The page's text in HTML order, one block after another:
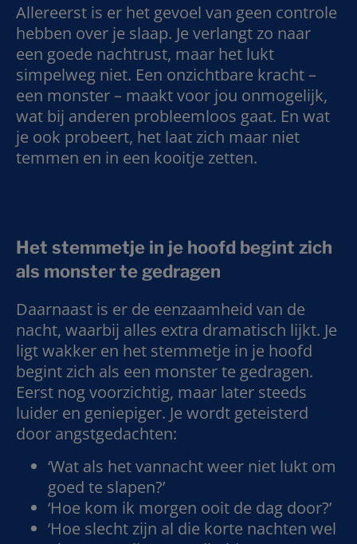
Allereerst is er het gevoel van geen controle
hebben over je slaap. Je verlangt zo naar
een goede nachtrust, maar het lukt
simpelweg niet. Een onzichtbare kracht –
een monster – maakt voor jou onmogelijk,
wat bij anderen probleemloos gaat. En wat
je ook probeert, het laat zich maar niet
temmen en in een kooitje zetten.
Het stemmetje in je hoofd begint zich
als monster te gedragen
Daarnaast is er de eenzaamheid van de
nacht, waarbij alles extra dramatisch lijkt. Je
ligt wakker en het stemmetje in je hoofd
begint zich als een monster te gedragen.
Eerst nog voorzichtig, maar later steeds
luider en geniepiger. Je wordt geteisterd
door angstgedachten:
‘Wat als het vannacht weer niet lukt om
goed te slapen?’
‘Hoe kom ik morgen ooit de dag door?’
‘Hoe slecht zijn al die korte nachten wel